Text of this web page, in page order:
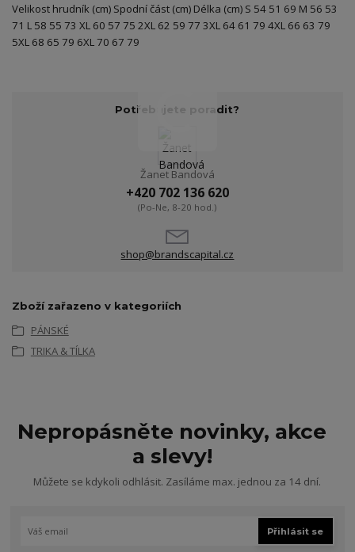
Velikost hrudník (cm) Spodní část (cm) Délka (cm) S 54 51 69 M 56 53
71 L 58 55 73 XL 60 57 75 2XL 62 59 77 3XL 64 61 79 4XL 66 63 79
5XL 68 65 79 6XL 70 67 79
Potřebujete poradit?
Žanet Bandová
+420 702 136 620
(Po-Ne, 8-20 hod.)
shop@brandscapital.cz
Zboží zařazeno v kategoriích
PÁNSKÉ
TRIKA & TÍLKA
Nepropásněte novinky, akce
a slevy!
Můžete se kdykoli odhlásit. Zasíláme max. jednou za 14 dní.
Přihlásit se